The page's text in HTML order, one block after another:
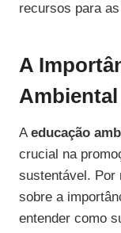
recursos para
A
Ambiental
Aeducação
crucial na
sustentável. Por
sobre a
entender como